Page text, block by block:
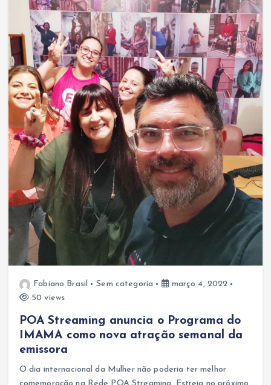
Fabiano Brasil Sem categoria
março 4, 2022
50 views
POA Streaming anuncia o Programa do
IMAMA como nova atração semanal da
emissora
O dia internacional da Mulher não poderia ter melhor